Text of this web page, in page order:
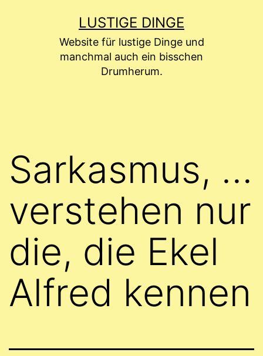
LUSTIGE DINGE
Website für lustige Dinge und
manchmal auch ein bisschen
Drumherum.
Sarkasmus, …
verstehen nur
die, die Ekel
Alfred kennen